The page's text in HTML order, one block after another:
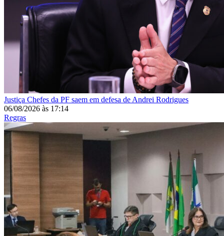
Justiça Chefes da PF saem em defesa de Andrei Rodrigues
06/08/2026 às 17:14
Regras